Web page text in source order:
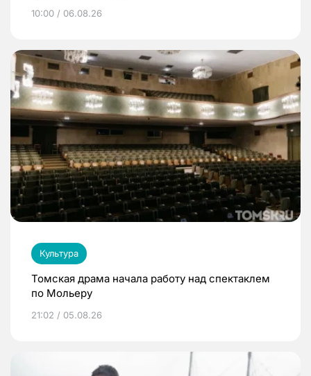
10:00 / 06.08.26
Культура
Томская драма начала работу над спектаклем
по Мольеру
21:02 / 05.08.26